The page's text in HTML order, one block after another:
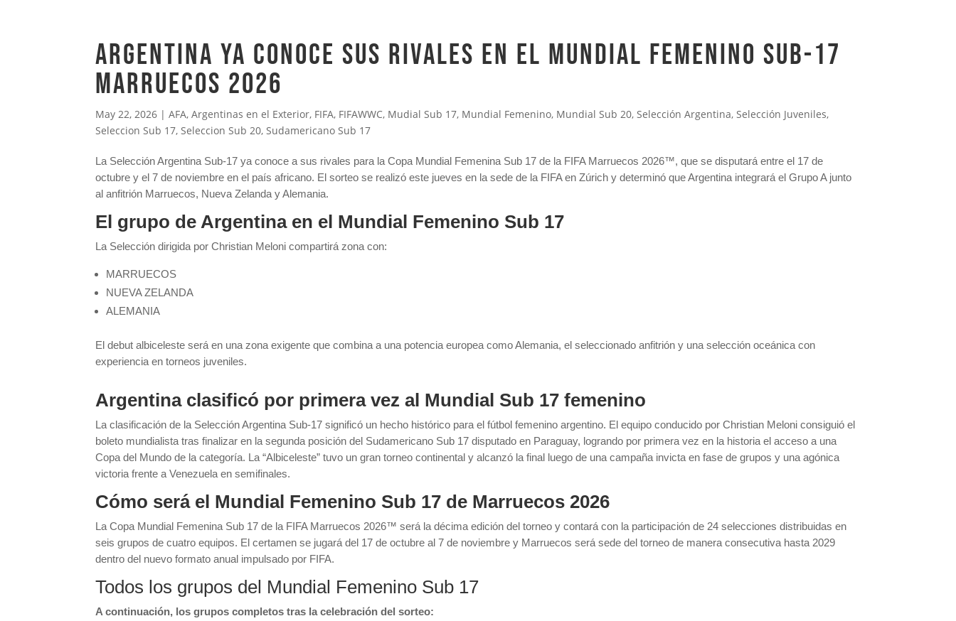
ARGENTINA YA CONOCE SUS RIVALES EN EL MUNDIAL FEMENINO SUB-17
MARRUECOS 2026
May 22, 2026 |AFA,Argentinas en el Exterior, FIFA, FIFAWWC, Mudial Sub 17, Mundial Femenino, Mundial Sub 20, Selección Argentina, Selección Juveniles,
Seleccion Sub 17, Seleccion Sub 20, Sudamericano Sub 17
La Selección Argentina Sub-17 ya conoce a sus rivales para la Copa Mundial Femenina Sub 17 de la FIFA Marruecos 2026™, que se disputará entre el 17 de
octubre y el 7 de noviembre en el país africano. El sorteo se realizó este jueves en la sede de la FIFA en Zúrich y determinó que Argentina integrará el Grupo A junto
al anfitrión Marruecos, Nueva Zelanda y Alemania.
El grupo de Argentina en el Mundial Femenino Sub 17
La Selección dirigida por Christian Meloni compartirá zona con:
MARRUECOS
NUEVA ZELANDA
ALEMANIA
El debut albiceleste será en una zona exigente que combina a una potencia europea como Alemania, el seleccionado anfitrión y una selección oceánica con
experiencia en torneos juveniles.
Argentina clasificó por primera vez al Mundial Sub 17 femenino
La clasificación de la Selección Argentina Sub-17 significó un hecho histórico para el fútbol femenino argentino. El equipo conducido por Christian Meloni consiguió el
boleto mundialista tras finalizar en la segunda posición del Sudamericano Sub 17 disputado en Paraguay, logrando por primera vez en la historia el acceso a una
Copa del Mundo de la categoría. La “Albiceleste” tuvo un gran torneo continental y alcanzó la final luego de una campaña invicta en fase de grupos y una agónica
victoria frente a Venezuela en semifinales.
Cómo será el Mundial Femenino Sub 17 de Marruecos 2026
La Copa Mundial Femenina Sub 17 de la FIFA Marruecos 2026™ será la décima edición del torneo y contará con la participación de 24 selecciones distribuidas en
seis grupos de cuatro equipos. El certamen se jugará del 17 de octubre al 7 de noviembre y Marruecos será sede del torneo de manera consecutiva hasta 2029
dentro del nuevo formato anual impulsado por FIFA.
Todos los grupos del Mundial Femenino Sub 17
A continuación, los grupos completos tras la celebración del sorteo: